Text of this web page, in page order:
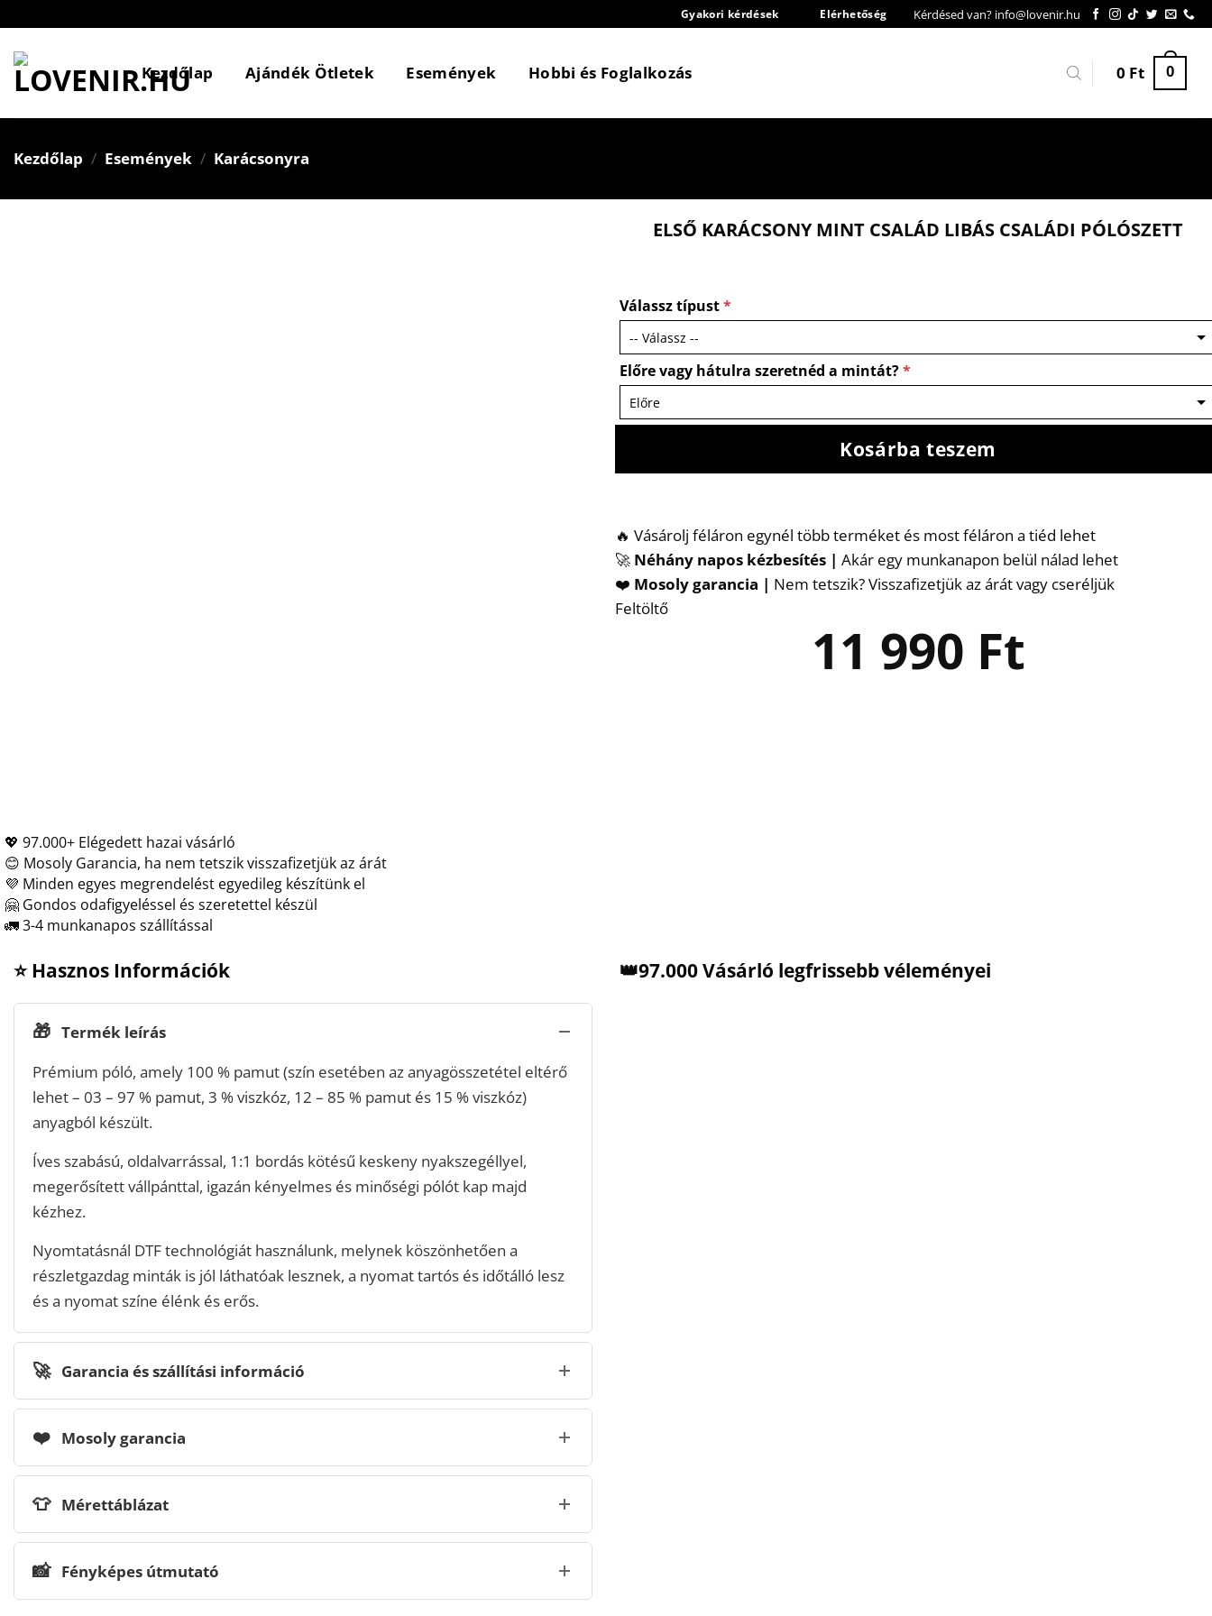
content
Gyakori kérdések Elérhetőség Kérdésed van? info@lovenir.hu
Kezdőlap Ajándék Ötletek Események Hobbi és Foglalkozás 0 Ft 0
Kezdőlap / Események / Karácsonyra
💖 97.000+ Elégedett hazai vásárló
😊 Mosoly Garancia, ha nem tetszik visszafizetjük az árát
💜 Minden egyes megrendelést egyedileg készítünk el
🤗 Gondos odafigyeléssel és szeretettel készül
🚛 3-4 munkanapos szállítással
ELSŐ KARÁCSONY MINT CSALÁD LIBÁS CSALÁDI PÓLÓSZETT
Válassz típust*
Előre vagy hátulra szeretnéd a mintát?*
Kosárba teszem
🔥 Vásárolj féláron egynél több terméket és most féláron a tiéd lehet
🚀 Néhány napos kézbesítés | Akár egy munkanapon belül nálad lehet
❤️ Mosoly garancia | Nem tetszik? Visszafizetjük az árát vagy cseréljük
Feltöltő
11 990 Ft
⭐ Hasznos Információk
🎁 Termék leírás
Prémium póló, amely 100 % pamut (szín esetében az anyagösszetétel eltérő
lehet – 03 – 97 % pamut, 3 % viszkóz, 12 – 85 % pamut és 15 % viszkóz)
anyagból készült.
Íves szabású, oldalvarrással, 1:1 bordás kötésű keskeny nyakszegéllyel,
megerősített vállpánttal, igazán kényelmes és minőségi pólót kap majd
kézhez.
Nyomtatásnál DTF technológiát használunk, melynek köszönhetően a
részletgazdag minták is jól láthatóak lesznek, a nyomat tartós és időtálló lesz
és a nyomat színe élénk és erős.
🚀 Garancia és szállítási információ
❤️ Mosoly garancia
👕 Mérettáblázat
📸 Fényképes útmutató
👑97.000 Vásárló legfrissebb véleményei